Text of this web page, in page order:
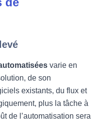
varie en
de son
existants, du flux et
plus la tâche à
de l’automatisation sera